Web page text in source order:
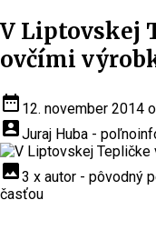
V Liptovskej
ovčími
date_range 12. november 2014
account_boxJuraj Huba -
insert_photo3 x autor - pôvodný
časťou